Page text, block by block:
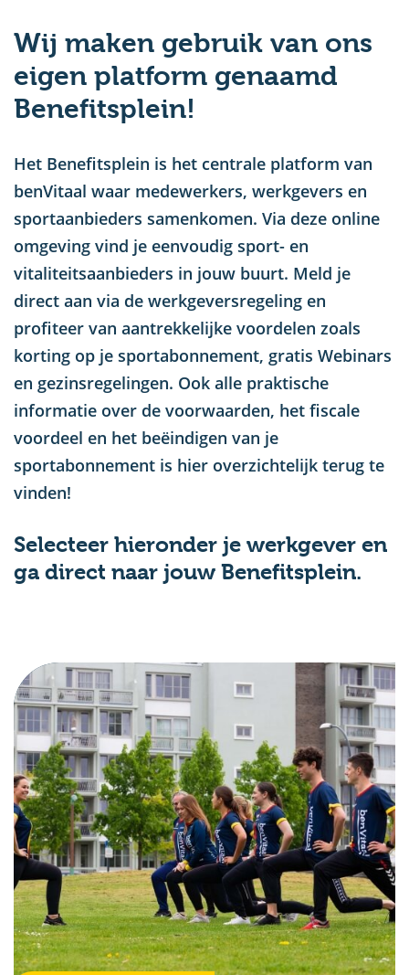
Wij maken gebruik van ons
eigen platform genaamd
Benefitsplein!
Het Benefitsplein is het centrale platform van
benVitaal waar medewerkers, werkgevers en
sportaanbieders samenkomen. Via deze online
omgeving vind je eenvoudig sport- en
vitaliteitsaanbieders in jouw buurt. Meld je
direct aan via de werkgeversregeling en
profiteer van aantrekkelijke voordelen zoals
korting op je sportabonnement, gratis Webinars
en gezinsregelingen. Ook alle praktische
informatie over de voorwaarden, het fiscale
voordeel en het beëindigen van je
sportabonnement is hier overzichtelijk terug te
vinden!
Selecteer hieronder je werkgever en
ga direct naar jouw Benefitsplein.